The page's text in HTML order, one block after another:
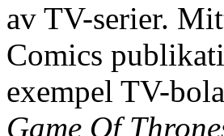
av TV-serier.
Comics
exempel TV-
Game Of